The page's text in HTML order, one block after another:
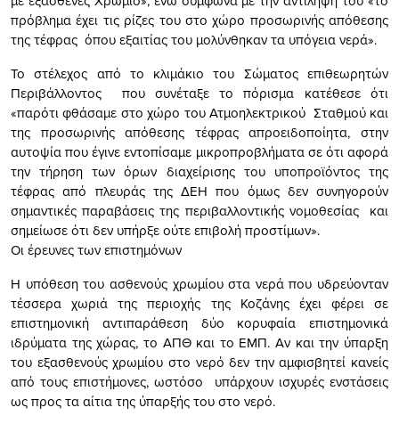
πρόβλημα έχει τις ρίζες του στο χώρο προσωρινής απόθεσης
της τέφρας όπου εξαιτίας του μολύνθηκαν τα υπόγεια νερά».
Το στέλεχος από το κλιμάκιο του Σώματος επιθεωρητών
Περιβάλλοντος που συνέταξε το πόρισμα κατέθεσε ότι
«παρότι φθάσαμε στο χώρο του Ατμοηλεκτρικού Σταθμού και
της προσωρινής απόθεσης τέφρας απροειδοποίητα, στην
αυτοψία που έγινε εντοπίσαμε μικροπροβλήματα σε ότι αφορά
την τήρηση των όρων διαχείρισης του υποπροϊόντος της
τέφρας από πλευράς της ΔΕΗ που όμως δεν συνηγορούν
σημαντικές παραβάσεις της περιβαλλοντικής νομοθεσίας και
σημείωσε ότι δεν υπήρξε ούτε επιβολή προστίμων».
Οι έρευνες των επιστημόνων
Η υπόθεση του ασθενούς χρωμίου στα νερά που υδρεύονταν
τέσσερα χωριά της περιοχής της Κοζάνης έχει φέρει σε
επιστημονική αντιπαράθεση δύο κορυφαία επιστημονικά
ιδρύματα της χώρας, το ΑΠΘ και το ΕΜΠ. Αν και την ύπαρξη
του εξασθενούς χρωμίου στο νερό δεν την αμφισβητεί κανείς
από τους επιστήμονες, ωστόσο υπάρχουν ισχυρές ενστάσεις
ως προς τα αίτια της ύπαρξής του στο νερό.